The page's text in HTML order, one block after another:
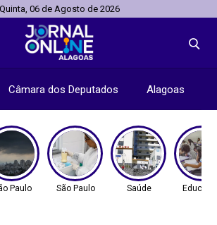
Quinta, 06 de Agosto de 2026
Câmara dos Deputados Alagoas
Paulo São Paulo Saúde